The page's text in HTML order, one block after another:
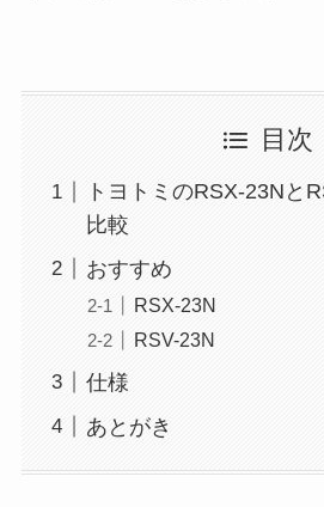
目次
トヨトミのRSX-23Nと
比較
おすすめ
RSX-23N
RSV-23N
仕様
あとがき